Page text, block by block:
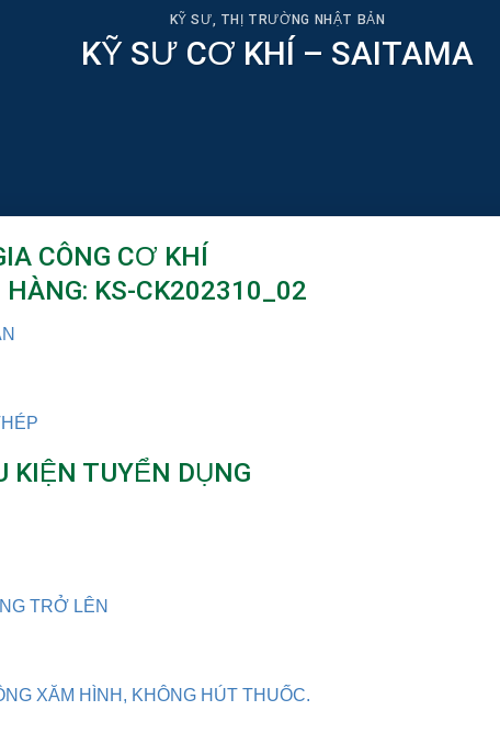
KỸ SƯ THỊ TRƯỜNG NHẬT BẢN
KỸ SƯ CƠ KHÍ – SAITAMA
CÔNG CƠ KHÍ
KS-CK202310_02
KIỆN TUYỂN DỤNG
TRỞ LÊN
XĂM HÌNH, KHÔNG HÚT THUỐC.